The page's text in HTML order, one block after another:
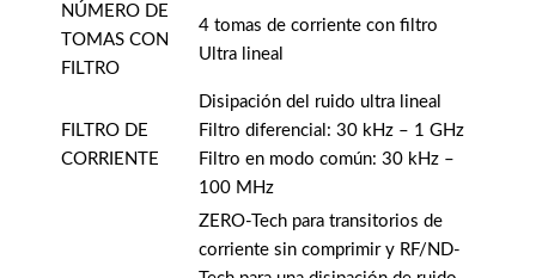
NÚMERO DE
TOMAS CON
FILTRO
4 tomas de corriente con filtro
Ultra lineal
FILTRO DE
CORRIENTE
Disipación del ruido ultra lineal
Filtro diferencial: 30 kHz – 1 GHz
Filtro en modo común: 30 kHz –
100 MHz
ZERO-Tech para transitorios de
corriente sin comprimir y RF/ND-